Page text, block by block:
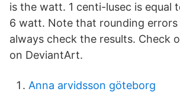
is the watt. 1 centi-lusec is equal
6 watt. Note that rounding errors
always check the results. Check
on DeviantArt.
Anna arvidsson göteborg